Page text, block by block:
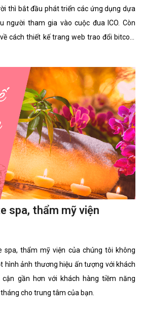
thì bắt đầu phát triển các ứng dụng dựa
người tham gia vào cuộc đua ICO. Còn
cách thiết kế trang web trao đổi bitcoin
spa, thẩm mỹ viện
spa, thẩm mỹ viện của chúng tôi không
hình ảnh thương hiệu ấn tượng với khách
gần hơn với khách hàng tiềm năng
cho trung tâm của bạn.